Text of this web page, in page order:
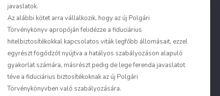
javaslatok.
Az alábbi kötet arra vállalkozik, hogy az új Polgári
Törvénykönyv apropóján felidézze a fiduciárius
hitelbiztosítékokkal kapcsolatos viták legfőbb állomásait, ezzel
egyrészt fogódzót nyújtva a hatályos szabályozáson alapuló
gyakorlat számára, másrészt pedig de lege ferenda javaslatot
téve a fiduciárius biztosítékoknak az új Polgári
Törvénykönyvben való szabályozására.